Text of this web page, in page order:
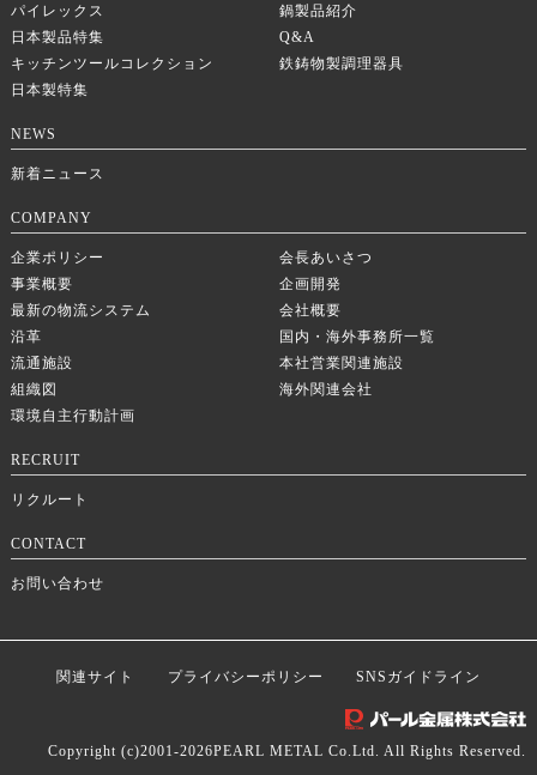
パイレックス
鍋製品紹介
日本製品特集
Q&A
キッチンツールコレクション
鉄鋳物製調理器具
日本製特集
NEWS
新着ニュース
COMPANY
企業ポリシー
会長あいさつ
事業概要
企画開発
最新の物流システム
会社概要
沿革
国内・海外事務所一覧
流通施設
本社営業関連施設
組織図
海外関連会社
環境自主行動計画
RECRUIT
リクルート
CONTACT
お問い合わせ
関連サイト プライバシーポリシー SNSガイドライン
Copyright (c)2001-2026PEARL METAL Co.Ltd. All Rights Reserved.